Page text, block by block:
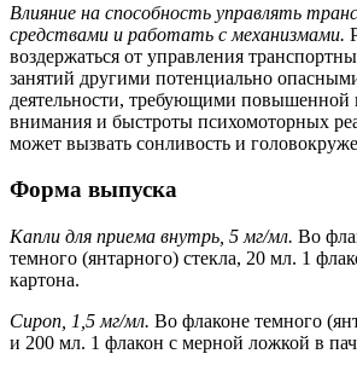
Влияние на способность управлять
средствами и работать с механизмами.
воздержаться от управления
занятий другими потенциально
деятельности, требующими повышенной
внимания и быстроты психомоторных
может вызвать сонливость и
Форма выпуска
Капли для приема внутрь, 5 мг/мл. Во
темного (янтарного) стекла, 20 мл. 1
картона.
Сироп, 1,5 мг/мл. Во флаконе темного
и 200 мл. 1 флакон с мерной ложкой в